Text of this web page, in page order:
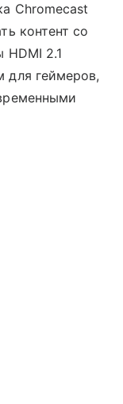
Chromecast
контент со
2.1
для геймеров,